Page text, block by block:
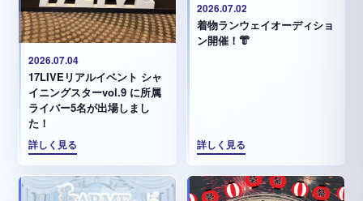
2026.07.04
17LIVEリアルイベント シャ
イニングスターvol.9 に所属
ライバー5名が出場しまし
た！
詳しく見る
2026.07.02
着物ランウェイオーディショ
ン開催！👘
詳しく見る